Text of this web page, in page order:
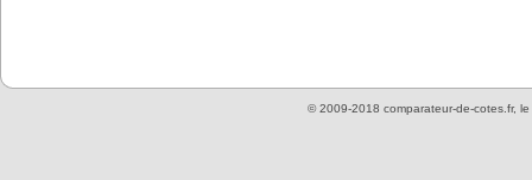
© 2009-2018 comparateur-de-cotes.fr, le